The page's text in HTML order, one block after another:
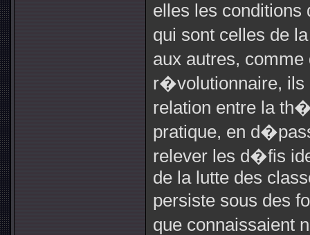
elles les
qui sont celles de
aux autres,
r�volutionnaire,
relation entre la
pratique, en
relever les d�fis
de la lutte des
persiste sous des
que connaissaient